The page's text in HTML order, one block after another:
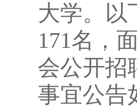
大学。以
171名，
会公开招
事宜公告